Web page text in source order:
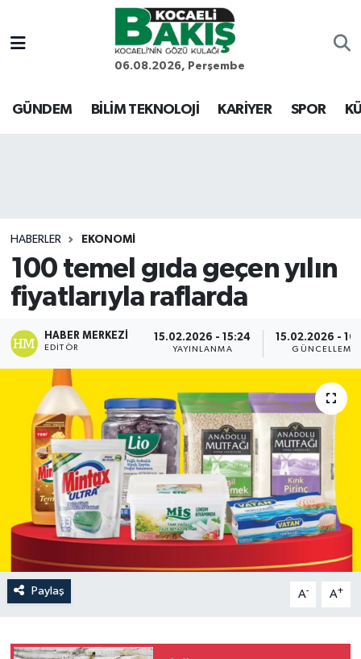
06.08.2026, Perşembe
GÜNDEM BİLİM TEKNOLOJİ KARİYER SPOR
HABERLER EKONOMİ
100 temel gıda geçen yılın
fiyatlarıyla raflarda
HABER MERKEZI
EDITÖR
15.02.2026 - 15:24
YAYINLANMA
15.02.2026 -
GÜNCELLEME
Paylaş A- A+
Kocaeli Nöbetçi Eczaneler
Kocaeli Hava Durumu
Son Dakika Haberleri
Haber Arşivi